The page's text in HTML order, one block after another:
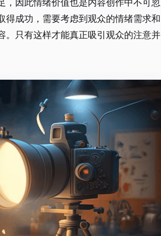
，因此情绪价值也是内容创作中不可忽
得成功，需要考虑到观众的情绪需求和
。只有这样才能真正吸引观众的注意并